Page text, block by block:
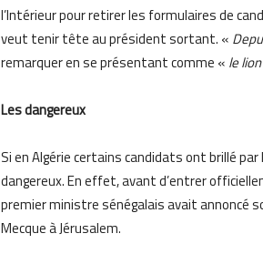
l’Intérieur pour retirer les formulaires de
veut tenir tête au président sortant. «
remarquer en se présentant comme « le
Les dangereux
Si en Algérie certains candidats ont brillé
dangereux. En effet, avant d’entrer
premier ministre sénégalais avait annoncé
Mecque à Jérusalem.